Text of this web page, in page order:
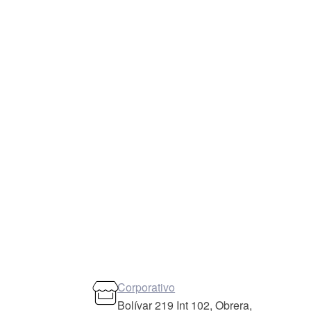
Corporativo
Bolívar 219 Int 102, Obrera,